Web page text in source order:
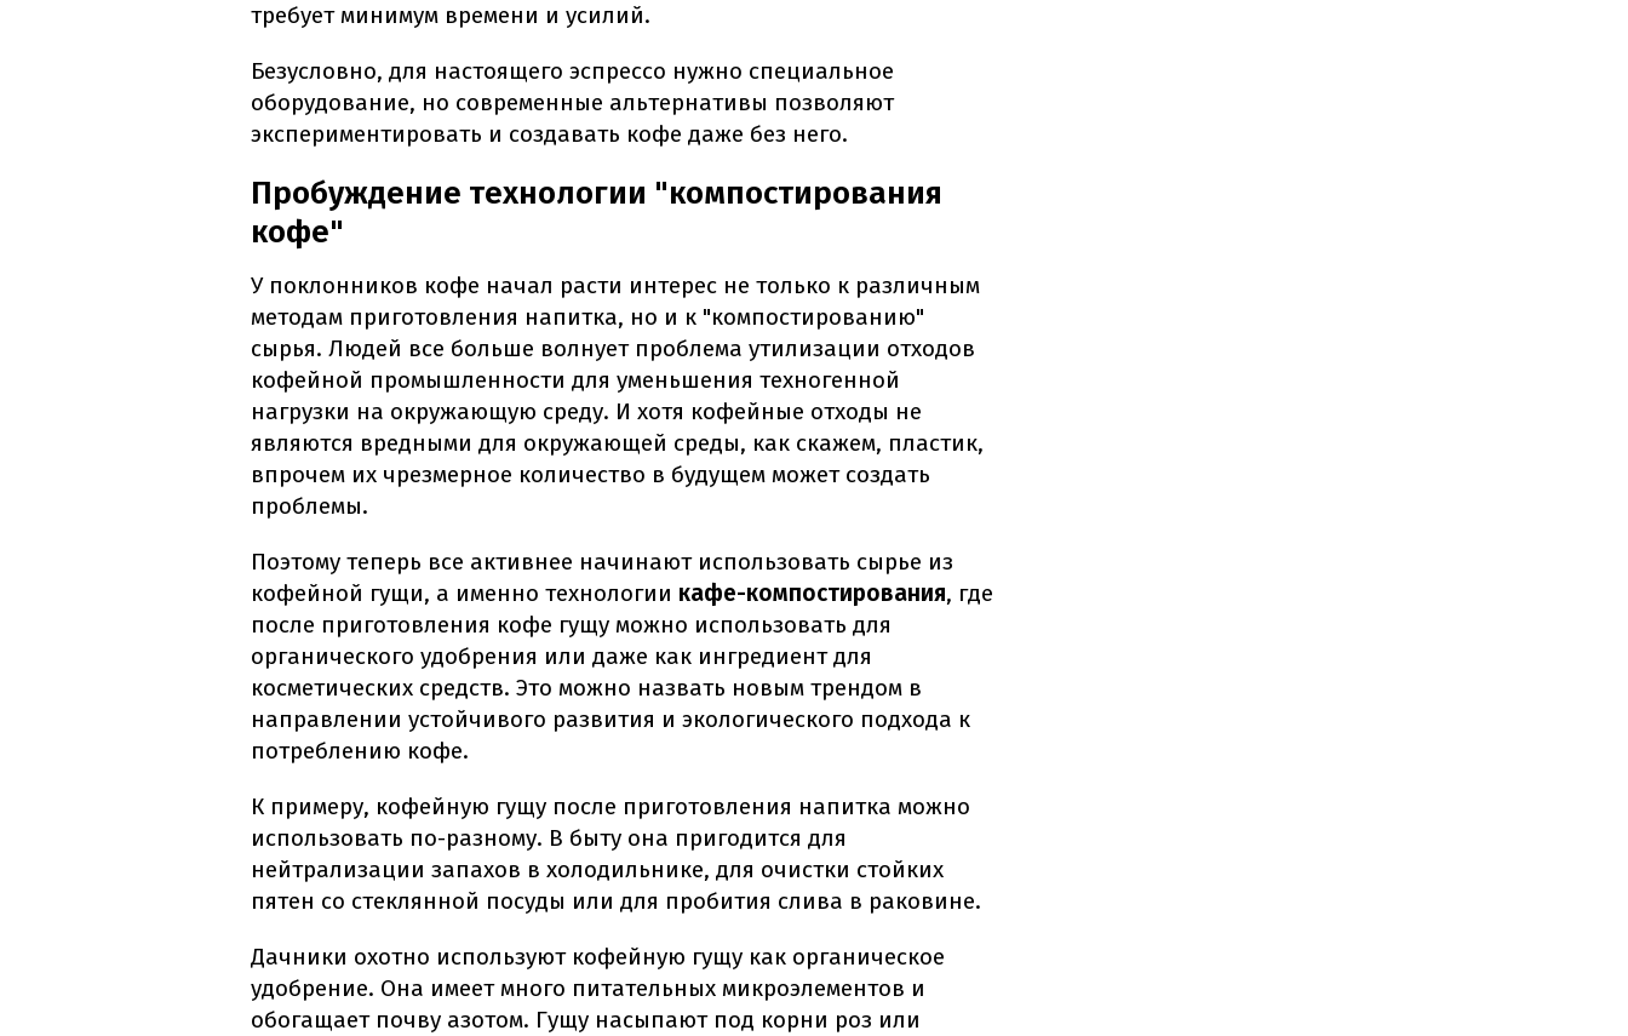
требует минимум времени и усилий.
Безусловно, для настоящего эспрессо нужно специальное
оборудование, но современные альтернативы позволяют
экспериментировать и создавать кофе даже без него.
Пробуждение технологии "компостирования
кофе"
У поклонников кофе начал расти интерес не только к различным
методам приготовления напитка, но и к "компостированию"
сырья. Людей все больше волнует проблема утилизации отходов
кофейной промышленности для уменьшения техногенной
нагрузки на окружающую среду. И хотя кофейные отходы не
являются вредными для окружающей среды, как скажем, пластик,
впрочем их чрезмерное количество в будущем может создать
проблемы.
Поэтому теперь все активнее начинают использовать сырье из
кофейной гущи, а именно технологии кафе-компостирования, где
после приготовления кофе гущу можно использовать для
органического удобрения или даже как ингредиент для
косметических средств. Это можно назвать новым трендом в
направлении устойчивого развития и экологического подхода к
потреблению кофе.
К примеру, кофейную гущу после приготовления напитка можно
использовать по-разному. В быту она пригодится для
нейтрализации запахов в холодильнике, для очистки стойких
пятен со стеклянной посуды или для пробития слива в раковине.
Дачники охотно используют кофейную гущу как органическое
удобрение. Она имеет много питательных микроэлементов и
обогащает почву азотом. Гущу насыпают под корни роз или